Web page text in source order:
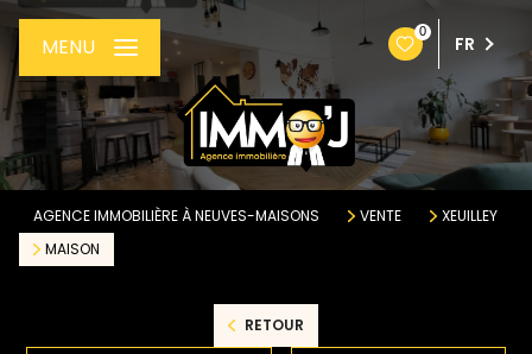
0
FR
MENU
AGENCE IMMOBILIÈRE À NEUVES-MAISONS VENTE
XEUILLEY
MAISON
RETOUR